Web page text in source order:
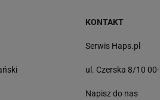
KONTAKT
Serwis Haps.pl
ul. Czerska 8/10
Napisz do nas